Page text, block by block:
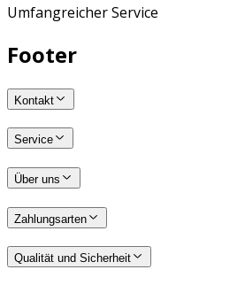
Umfangreicher Service
Footer
Kontakt
Service
Über uns
Zahlungsarten
Qualität und Sicherheit